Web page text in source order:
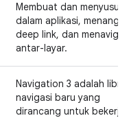
Membuat dan menyusun
dalam aplikasi,
deep link, dan
antar-layar.
Navigation 3 adalah
navigasi baru yang
dirancang untuk bekerja